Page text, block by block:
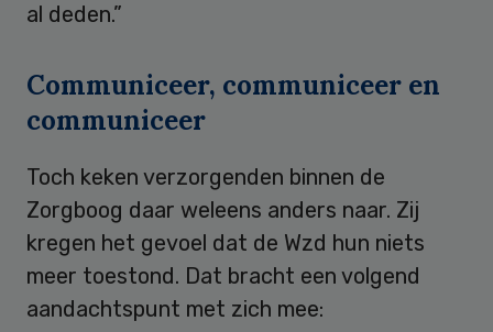
al deden.”
Communiceer, communiceer en
communiceer
Toch keken verzorgenden binnen de
Zorgboog daar weleens anders naar. Zij
kregen het gevoel dat de Wzd hun niets
meer toestond. Dat bracht een volgend
aandachtspunt met zich mee: